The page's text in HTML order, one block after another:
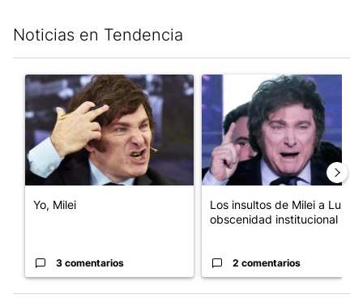
Noticias en Tendencia
Un artículo de tendencia con el título "Yo, Milei" con 3
Yo, Milei
3 comentarios
Un artículo de tendencia con
Los insultos de Milei a Lula:
obscenidad institucional
2 comentarios